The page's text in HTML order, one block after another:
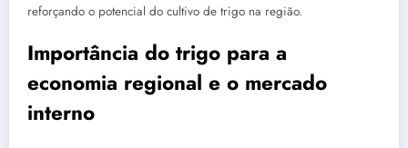
reforçando o potencial do cultivo de trigo na região.
Importância do trigo para a
economia regional e o mercado
interno